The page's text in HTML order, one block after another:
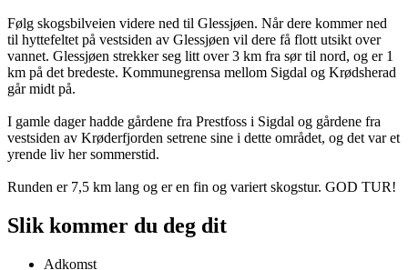
Følg skogsbilveien videre ned til Glessjøen. Når dere kommer ned
til hyttefeltet på vestsiden av Glessjøen vil dere få flott utsikt over
vannet. Glessjøen strekker seg litt over 3 km fra sør til nord, og er 1
km på det bredeste. Kommunegrensa mellom Sigdal og Krødsherad
går midt på.
I gamle dager hadde gårdene fra Prestfoss i Sigdal og gårdene fra
vestsiden av Krøderfjorden setrene sine i dette området, og det var et
yrende liv her sommerstid.
Runden er 7,5 km lang og er en fin og variert skogstur. GOD TUR!
Slik kommer du deg dit
Adkomst